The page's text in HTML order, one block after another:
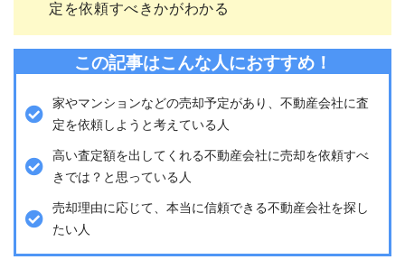
定を依頼すべきかがわかる
この記事はこんな人におすすめ！
家やマンションなどの売却予定があり、不動産会社に査
定を依頼しようと考えている人
高い査定額を出してくれる不動産会社に売却を依頼すべ
きでは？と思っている人
売却理由に応じて、本当に信頼できる不動産会社を探し
たい人